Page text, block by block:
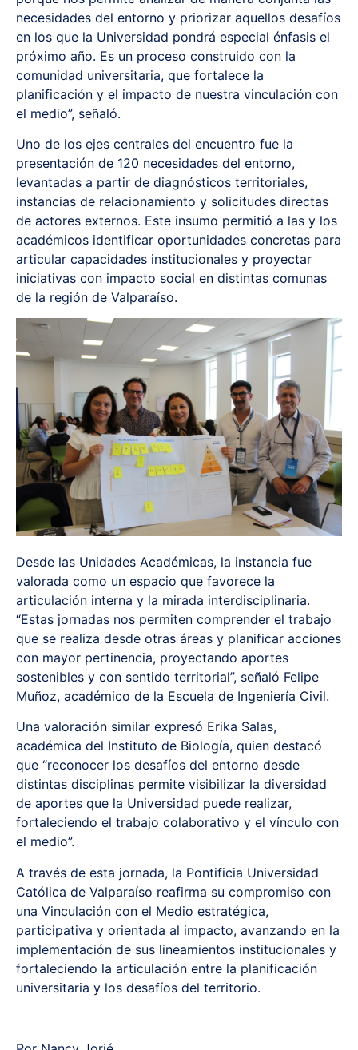
necesidades del entorno y priorizar aquellos desafíos
en los que la Universidad pondrá especial énfasis el
próximo año. Es un proceso construido con la
comunidad universitaria, que fortalece la
planificación y el impacto de nuestra vinculación con
el medio”, señaló.
Uno de los ejes centrales del encuentro fue la
presentación de 120 necesidades del entorno,
levantadas a partir de diagnósticos territoriales,
instancias de relacionamiento y solicitudes directas
de actores externos. Este insumo permitió a las y los
académicos identificar oportunidades concretas para
articular capacidades institucionales y proyectar
iniciativas con impacto social en distintas comunas
de la región de Valparaíso.
Desde las Unidades Académicas, la instancia fue
valorada como un espacio que favorece la
articulación interna y la mirada interdisciplinaria.
“Estas jornadas nos permiten comprender el trabajo
que se realiza desde otras áreas y planificar acciones
con mayor pertinencia, proyectando aportes
sostenibles y con sentido territorial”, señaló Felipe
Muñoz, académico de la Escuela de Ingeniería Civil.
Una valoración similar expresó Erika Salas,
académica del Instituto de Biología, quien destacó
que “reconocer los desafíos del entorno desde
distintas disciplinas permite visibilizar la diversidad
de aportes que la Universidad puede realizar,
fortaleciendo el trabajo colaborativo y el vínculo con
el medio”.
A través de esta jornada, la Pontificia Universidad
Católica de Valparaíso reafirma su compromiso con
una Vinculación con el Medio estratégica,
participativa y orientada al impacto, avanzando en la
implementación de sus lineamientos institucionales y
fortaleciendo la articulación entre la planificación
universitaria y los desafíos del territorio.